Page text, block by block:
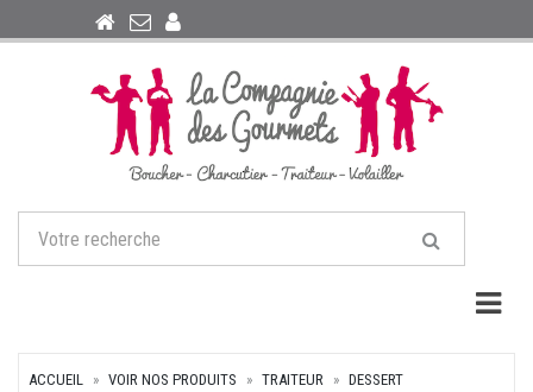
ACCUEIL VOIR NOS PRODUITS TRAITEUR DESSERT